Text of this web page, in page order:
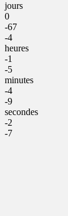
jours
0
-67
-4
heures
-1
-5
minutes
-4
-9
secondes
-2
-7